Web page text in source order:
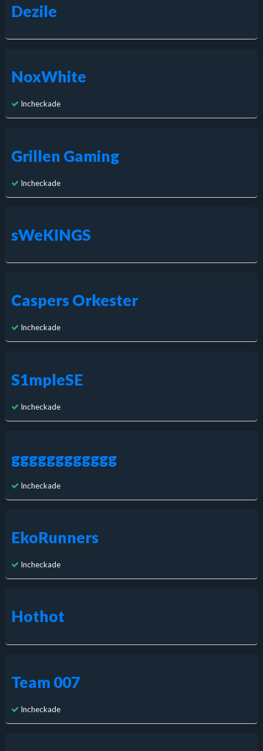
Dezile
NoxWhite
Incheckade
Grillen Gaming
Incheckade
sWeKINGS
Caspers Orkester
Incheckade
S1mpleSE
Incheckade
gggggggggggg
Incheckade
EkoRunners
Incheckade
Hothot
Team 007
Incheckade